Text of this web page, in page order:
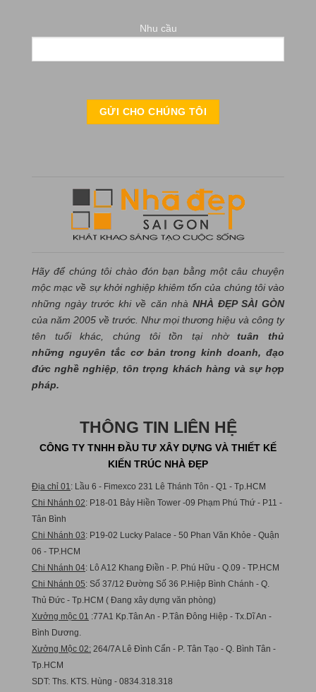
Nhu cầu
Hãy để chúng tôi chào đón bạn bằng một câu chuyện
mộc mạc về sự khởi nghiệp khiêm tốn của chúng tôi vào
những ngày trước khi về căn nhà NHÀ ĐẸP SÀI GÒN
của năm 2005 về trước. Như mọi thương hiệu và công ty
tên tuổi khác, chúng tôi tồn tại nhờtuân thủ
những nguyên tắc cơ bản trong kinh doanh, đạo
đức nghề nghiệp,tôn trọng khách hàng và sự hợp
pháp.
THÔNG TIN LIÊN HỆ
CÔNG TY TNHH ĐẦU TƯ XÂY DỰNG VÀ THIẾT KẾ
KIẾN TRÚC NHÀ ĐẸP
Địa chỉ 01 : Lầu 6 - Fimexco 231 Lê Thánh Tôn - Q1 - Tp.HCM
Chi Nhánh 02: P18-01 Bảy Hiền Tower -09 Phạm Phú Thứ - P11 -
Tân Bình
Chi Nhánh 03: P19-02 Lucky Palace - 50 Phan Văn Khỏe - Quận
06 - TP.HCM
Chi Nhánh 04: Lô A12 Khang Điền - P. Phú Hữu - Q.09 - TP.HCM
Chi Nhánh 05: Số 37/12 Đường Số 36 P.Hiệp Bình Chánh - Q.
Thủ Đức - Tp.HCM ( Đang xây dựng văn phòng)
Xưởng mộc 01
:77A1 Kp.Tân An - P.Tân Đông Hiệp - Tx.Dĩ An -
Bình Dương.
Xưởng Mộc 02: 264/7A Lê Đình Cẩn - P. Tân Tạo - Q. Bình Tân -
Tp.HCM
SDT: Ths. KTS. Hùng - 0834.318.318